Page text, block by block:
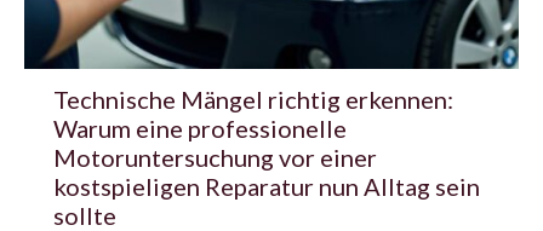
Technische Mängel richtig erkennen:
Warum eine professionelle
Motoruntersuchung vor einer
kostspieligen Reparatur nun Alltag sein
sollte